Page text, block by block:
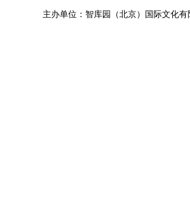
主办单位：智库园（北京）国际文化